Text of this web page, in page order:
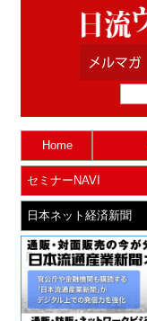
Home
セミナーNAVI
日本ネット経済新聞